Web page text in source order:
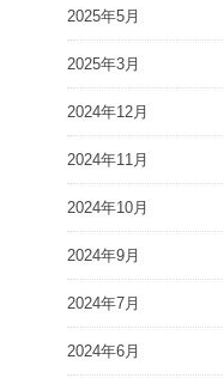
2025年5月
2025年3月
2024年12月
2024年11月
2024年10月
2024年9月
2024年7月
2024年6月